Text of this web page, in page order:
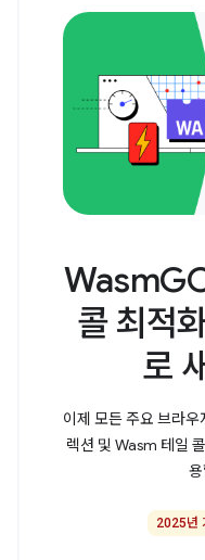
콜 최적
로
이제 모든 주요 브라
렉션 및 Wasm 테일
2025년